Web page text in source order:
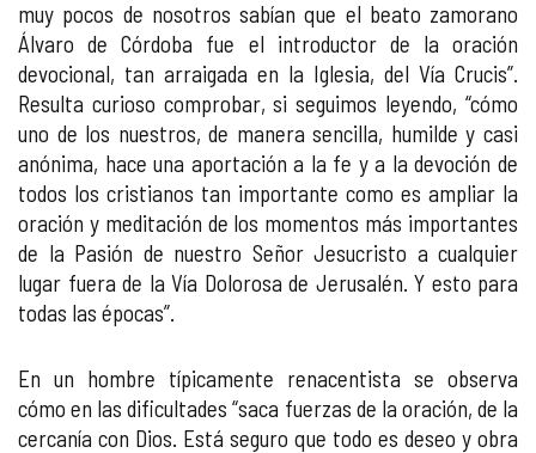
muy pocos de nosotros sabían que el beato zamorano
Álvaro de Córdoba fue el introductor de la oración
devocional, tan arraigada en la Iglesia, del Vía Crucis”.
Resulta curioso comprobar, si seguimos leyendo, “cómo
uno de los nuestros, de manera sencilla, humilde y casi
anónima, hace una aportación a la fe y a la devoción de
todos los cristianos tan importante como es ampliar la
oración y meditación de los momentos más importantes
de la Pasión de nuestro Señor Jesucristo a cualquier
lugar fuera de la Vía Dolorosa de Jerusalén. Y esto para
todas las épocas”.
En un hombre típicamente renacentista se observa
cómo en las dificultades “saca fuerzas de la oración, de la
cercanía con Dios. Está seguro que todo es deseo y obra